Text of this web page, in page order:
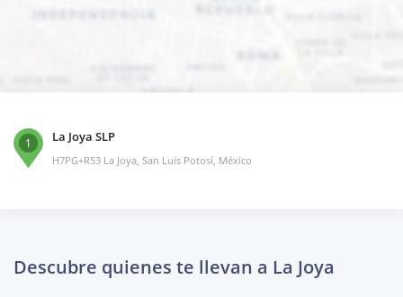
1 La Joya SLP
H7PG+R53 La Joya, San Luis Potosí, México
Descubre quienes te llevan a La Joya